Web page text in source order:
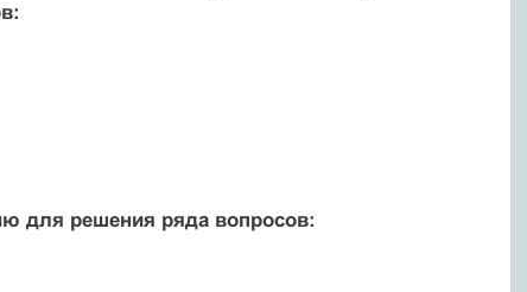
для решения ряда вопросов: